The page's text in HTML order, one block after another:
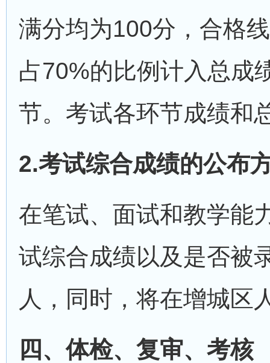
满分均为100分，合格
占70%的比例计入总成
节。考试各环节成绩和
2.考试综合成绩的公布
在笔试、面试和教学能
试综合成绩以及是否被
人，同时，将在增城区
四、体检、复审、考核